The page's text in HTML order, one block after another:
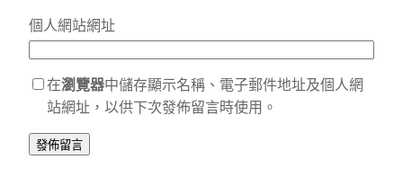
個人網站網址
在瀏覽器中儲存顯示名稱、電子郵件地址及個人網
站網址，以供下次發佈留言時使用。